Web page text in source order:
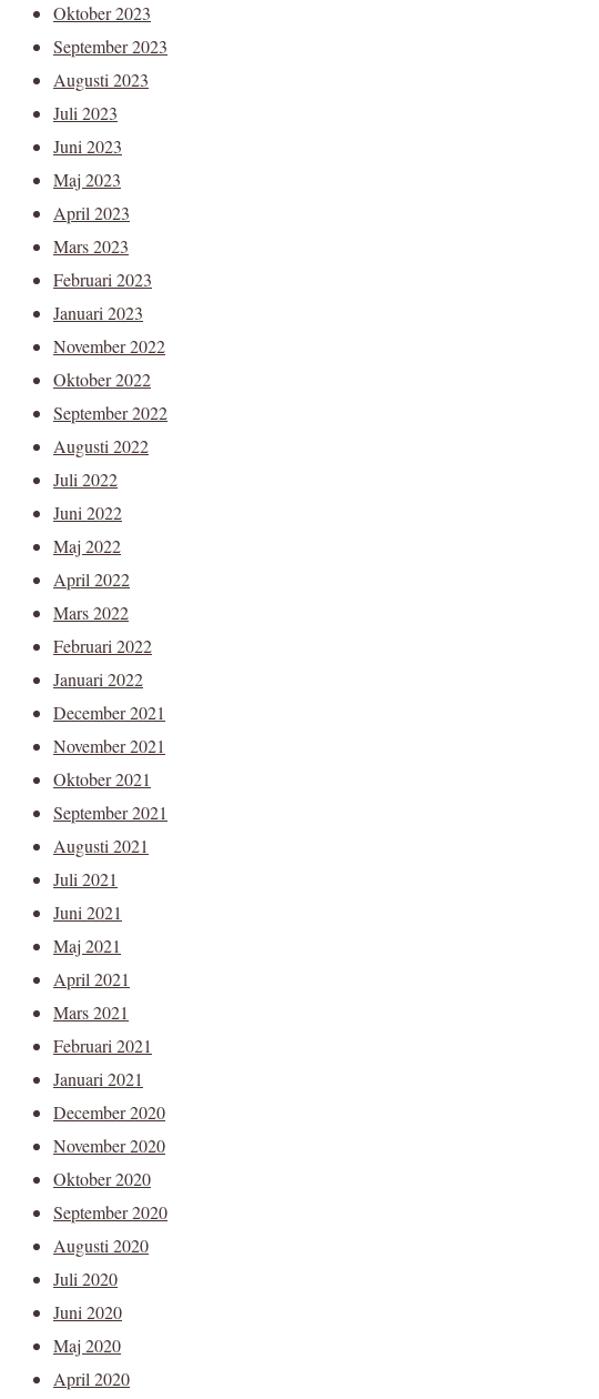
Oktober 2023
September 2023
Augusti 2023
Juli 2023
Juni 2023
Maj 2023
April 2023
Mars 2023
Februari 2023
Januari 2023
November 2022
Oktober 2022
September 2022
Augusti 2022
Juli 2022
Juni 2022
Maj 2022
April 2022
Mars 2022
Februari 2022
Januari 2022
December 2021
November 2021
Oktober 2021
September 2021
Augusti 2021
Juli 2021
Juni 2021
Maj 2021
April 2021
Mars 2021
Februari 2021
Januari 2021
December 2020
November 2020
Oktober 2020
September 2020
Augusti 2020
Juli 2020
Juni 2020
Maj 2020
April 2020